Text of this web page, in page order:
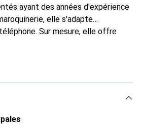
ayant des années d'expérience
elle s'adapte
Sur mesure, elle offre
chic et indispensable pour votre
ses produits de haute qualité et
pour une clientèle exigeante.